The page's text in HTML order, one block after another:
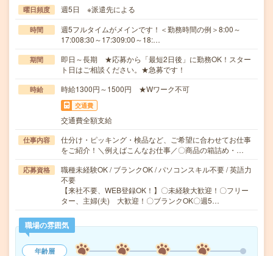
曜日頻度 週5日 ※派遣先による
時間
週5フルタイムがメインです！＜勤務時間の例＞8:00～
17:008:30～17:309:00～18:…
期間
即日～長期 ★応募から「最短2日後」に勤務OK！スター
ト日はご相談ください。★急募です！
時給 時給1300円～1500円 ★Wワーク不可
交通費
交通費全額支給
仕事内容
仕分け・ピッキング・検品など、ご希望に合わせてお仕事
をご紹介！＼例えばこんなお仕事／〇商品の箱詰め・…
応募資格
職種未経験OK / ブランクOK / パソコンスキル不要 / 英語力
不要
【来社不要、WEB登録OK！】〇未経験大歓迎！〇フリー
ター、主婦(夫) 大歓迎！〇ブランクOK〇週5…
職場の雰囲気
年齢層